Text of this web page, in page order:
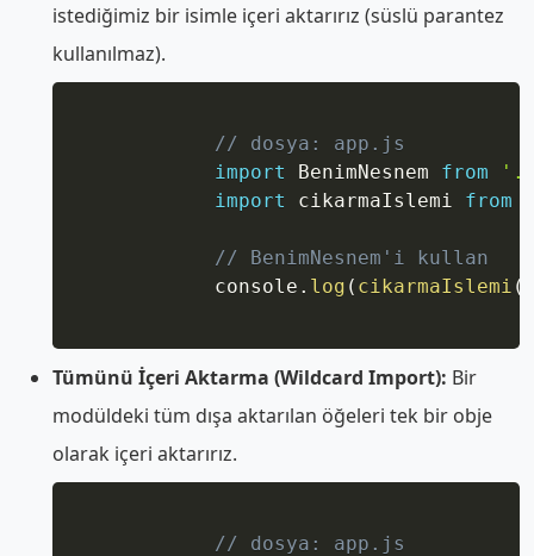
istediğimiz bir isimle içeri aktarırız (süslü parantez
kullanılmaz).
// dosya: app.js
import
BenimNesnem from
'./
import
cikarmaIslemi from
// BenimNesnem'i kullan
            console
. log ( cikarmaIslemi (
Tümünü İçeri Aktarma (Wildcard Import): Bir
modüldeki tüm dışa aktarılan öğeleri tek bir obje
olarak içeri aktarırız.
// dosya: app.js